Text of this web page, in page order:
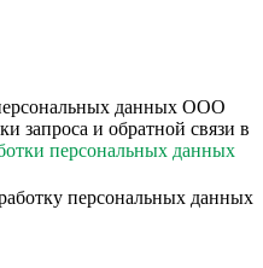
данных ООО
и обратной связи в
персональных данных
персональных данных